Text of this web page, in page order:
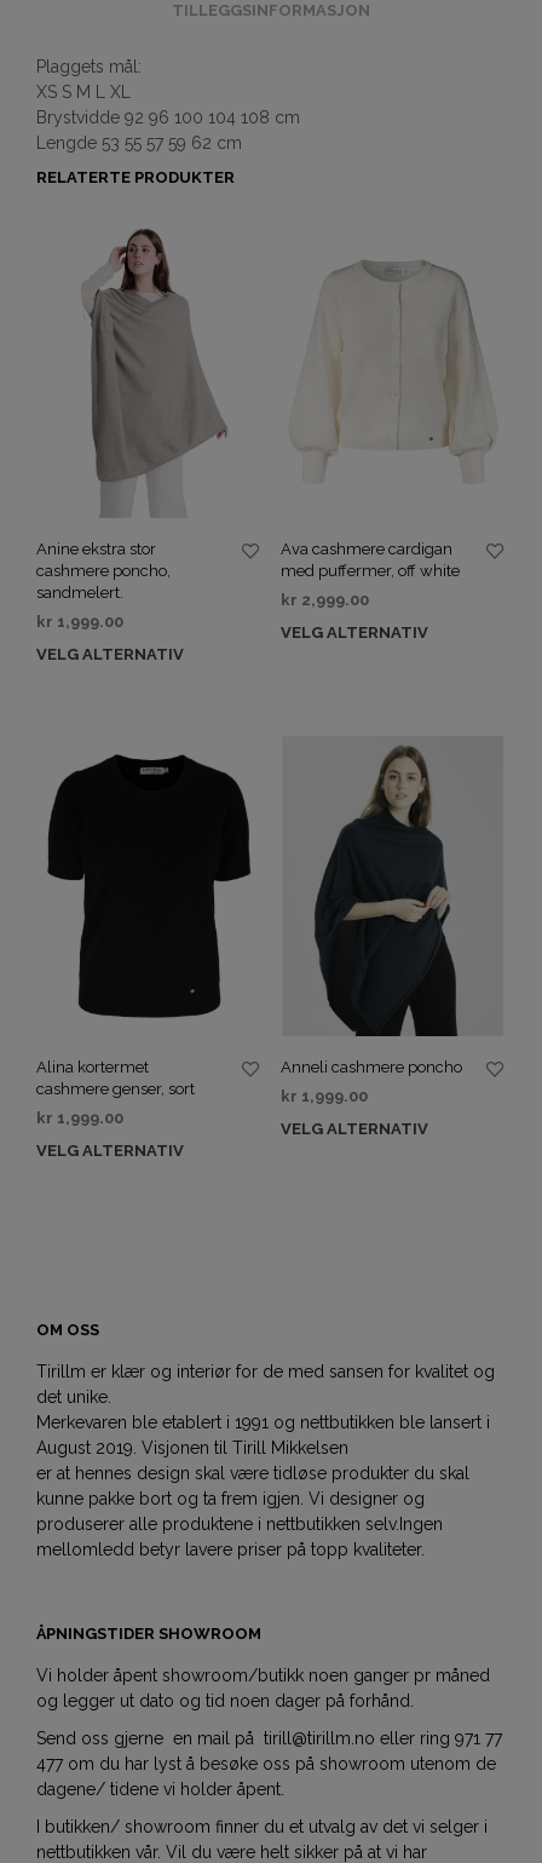
TILLEGGSINFORMASJON
Plaggets mål:
XS S M L XL
Brystvidde 92 96 100 104 108 cm
Lengde 53 55 57 59 62 cm
RELATERTE PRODUKTER
Anine ekstra stor
cashmere poncho,
sandmelert.
kr 1,999.00
VELG ALTERNATIV
Ava cashmere cardigan
med puffermer, off white
kr 2,999.00
VELG ALTERNATIV
Alina kortermet
cashmere genser, sort
kr 1,999.00
VELG ALTERNATIV
Anneli cashmere poncho
kr 1,999.00
VELG ALTERNATIV
OM OSS
Tirillm er klær og interiør for de med sansen for kvalitet og
det unike.
Merkevaren ble etablert i 1991 og nettbutikken ble lansert i
August 2019. Visjonen til Tirill Mikkelsen
er at hennes design skal være tidløse produkter du skal
kunne pakke bort og ta frem igjen. Vi designer og
produserer alle produktene i nettbutikken selv.Ingen
mellomledd betyr lavere priser på topp kvaliteter.
ÅPNINGSTIDER SHOWROOM
Vi holder åpent showroom/butikk noen ganger pr måned
og legger ut dato og tid noen dager på forhånd.
Send oss gjerne en mail på tirill@tirillm.no eller ring 971 77
477 om du har lyst å besøke oss på showroom utenom de
dagene/ tidene vi holder åpent.
I butikken/ showroom finner du et utvalg av det vi selger i
nettbutikken vår. Vil du være helt sikker på at vi har